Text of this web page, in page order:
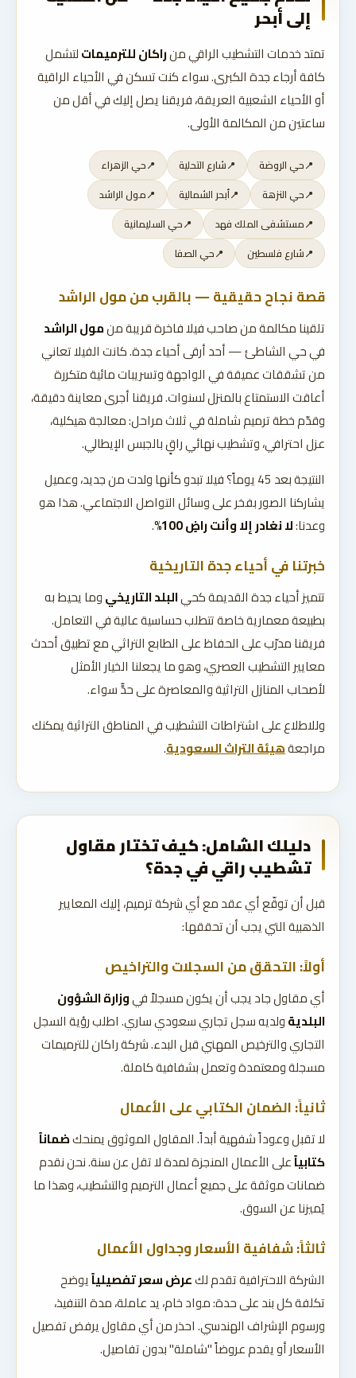
إلى أبحر
تمتد خدمات التشطيب الراقي منراكان للترميماتلتشمل
كافة أرجاء جدة الكبرى. سواء كنت تسكن في الأحياء الراقية
أو الأحياء الشعبية العريقة، فريقنا يصل إليك في أقل من
ساعتين من المكالمة الأولى.
حي الروضة شارع التحلية
حي الزهراء
حي النزهة
أبحر الشمالية
مول الراشد
مستشفى الملك فهد
حي السليمانية
شارع فلسطين
حي الصفا
قصة نجاح حقيقية — بالقرب من مول الراشد
تلقينا مكالمة من صاحب فيلا فاخرة قريبة منمول الراشد
في حي الشاطئ — أحد أرقى أحياء جدة. كانت الفيلا تعاني
من تشققات عميقة في الواجهة وتسريبات مائية متكررة
أعاقت الاستمتاع بالمنزل لسنوات. فريقنا أجرى معاينة دقيقة،
وقدّم خطة ترميم شاملة في ثلاث مراحل: معالجة هيكلية،
عزل احترافي، وتشطيب نهائي راقٍ بالجبس الإيطالي.
النتيجة بعد 45 يوماً؟ فيلا تبدو كأنها ولدت من جديد، وعميل
يشاركنا الصور بفخر على وسائل التواصل الاجتماعي. هذا هو
وعدنا:لا نغادر إلا وأنت راضٍ 100% .
خبرتنا في أحياء جدة التاريخية
تتميز أحياء جدة القديمة كحيالبلد التاريخيوما يحيط به
بطبيعة معمارية خاصة تتطلب حساسية عالية في التعامل.
فريقنا مدرّب على الحفاظ على الطابع التراثي مع تطبيق أحدث
معايير التشطيب العصري، وهو ما يجعلنا الخيار الأمثل
لأصحاب المنازل التراثية والمعاصرة على حدٍّ سواء.
وللاطلاع على اشتراطات التشطيب في المناطق التراثية يمكنك
مراجعةهيئة التراث السعودية.
دليلك الشامل: كيف تختار مقاول
تشطيب راقي في جدة؟
قبل أن توقّع أي عقد مع أي شركة ترميم، إليك المعايير
الذهبية التي يجب أن تحققها:
أولاً: التحقق من السجلات والتراخيص
أي مقاول جاد يجب أن يكون مسجلاً فيوزارة الشؤون
البلديةولديه سجل تجاري سعودي ساري. اطلب رؤية السجل
التجاري والترخيص المهني قبل البدء. شركة راكان للترميمات
مسجلة ومعتمدة وتعمل بشفافية كاملة.
ثانياً: الضمان الكتابي على الأعمال
لا تقبل وعوداً شفهية أبداً. المقاول الموثوق يمنحكضماناً
كتابياًعلى الأعمال المنجزة لمدة لا تقل عن سنة. نحن نقدم
ضمانات موثقة على جميع أعمال الترميم والتشطيب، وهذا ما
يُميزنا عن السوق.
ثالثاً: شفافية الأسعار وجداول الأعمال
الشركة الاحترافية تقدم لكعرض سعر تفصيلياًيوضح
تكلفة كل بند على حدة: مواد خام، يد عاملة، مدة التنفيذ،
ورسوم الإشراف الهندسي. احذر من أي مقاول يرفض تفصيل
الأسعار أو يقدم عروضاً "شاملة" بدون تفاصيل.